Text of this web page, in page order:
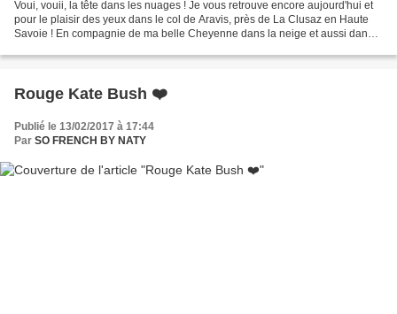
Voui, vouii, la tête dans les nuages ! Je vous retrouve encore aujourd'hui et
pour le plaisir des yeux dans le col de Aravis, près de La Clusaz en Haute
Savoie ! En compagnie de ma belle Cheyenne dans la neige et aussi dans
Rouge Kate Bush ❤️
Publié le 13/02/2017 à 17:44
Par SO FRENCH BY NATY